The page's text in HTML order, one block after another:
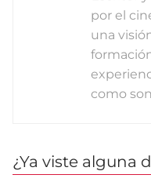
por el
una
como
¿Ya viste alguna